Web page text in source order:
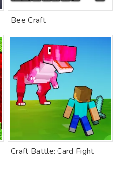
Bee Craft
Craft Battle: Card Fight